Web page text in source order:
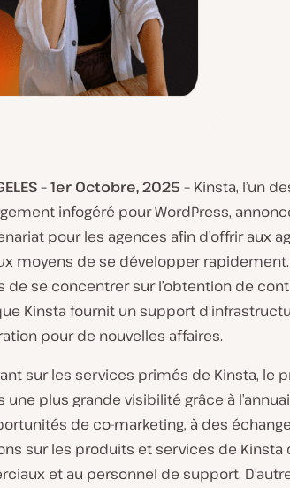
– 1er Octobre, 2025 – Kinsta, l’un
infogéré pour WordPress,
pour les agences afin d’offrir aux
moyens de se développer
de se concentrer sur l’obtention de
Kinsta fournit un support
pour de nouvelles affaires.
sur les services primés de Kinsta, le
une plus grande visibilité grâce à
de co-marketing, à des
sur les produits et services de Kinsta
et au personnel de support.